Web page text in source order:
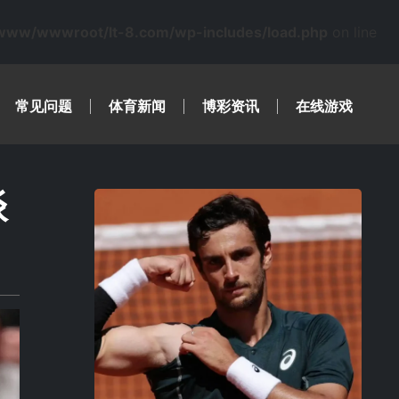
常见问题 体育新闻 博彩资讯 在线游戏